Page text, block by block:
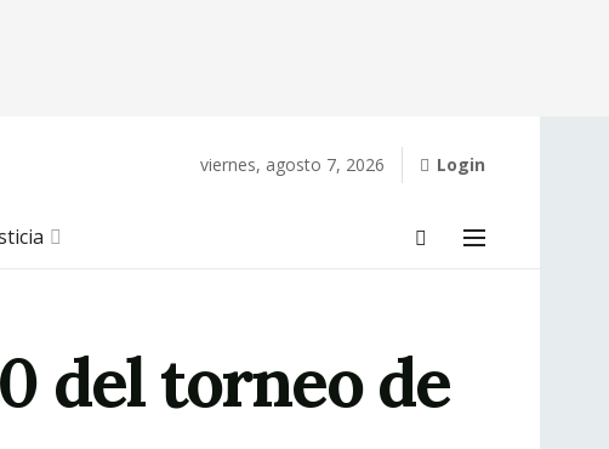
viernes, agosto 7, 2026 Login
del torneo de